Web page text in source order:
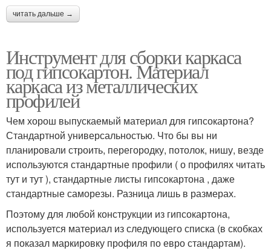
читать дальше →
Инструмент для сборки каркаса
под гипсокартон. Материал
каркаса из металлических
профилей
Чем хорош выпускаемый материал для гипсокартона?
Стандартной универсальностью. Что бы вы ни
планировали строить, перегородку, потолок, нишу, везде
используются стандартные профили ( о профилях читать
тут и тут ), стандартные листы гипсокартона , даже
стандартные саморезы. Разница лишь в размерах.
Поэтому для любой конструкции из гипсокартона,
используется материал из следующего списка (в скобках
я показал маркировку профиля по евро стандартам).